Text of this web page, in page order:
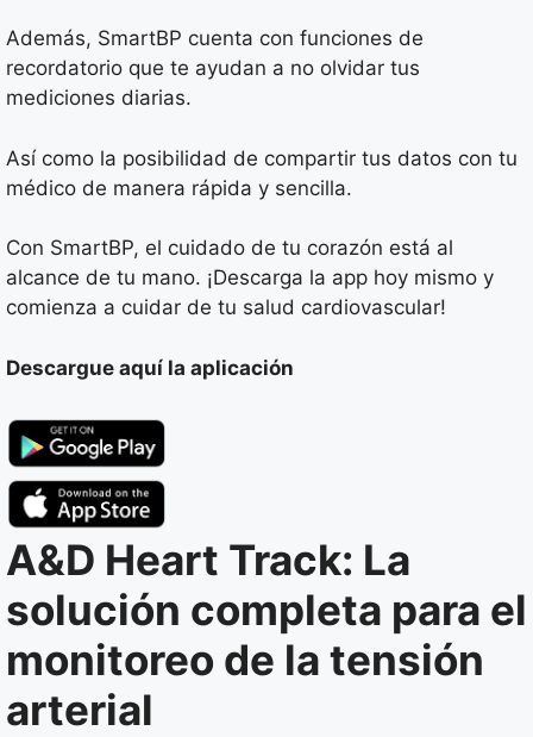
Además, SmartBP cuenta con funciones de
recordatorio que te ayudan a no olvidar tus
mediciones diarias.
Así como la posibilidad de compartir tus datos con tu
médico de manera rápida y sencilla.
Con SmartBP, el cuidado de tu corazón está al
alcance de tu mano. ¡Descarga la app hoy mismo y
comienza a cuidar de tu salud cardiovascular!
Descargue aquí la aplicación
A&D Heart Track: La
solución completa para el
monitoreo de la tensión
arterial